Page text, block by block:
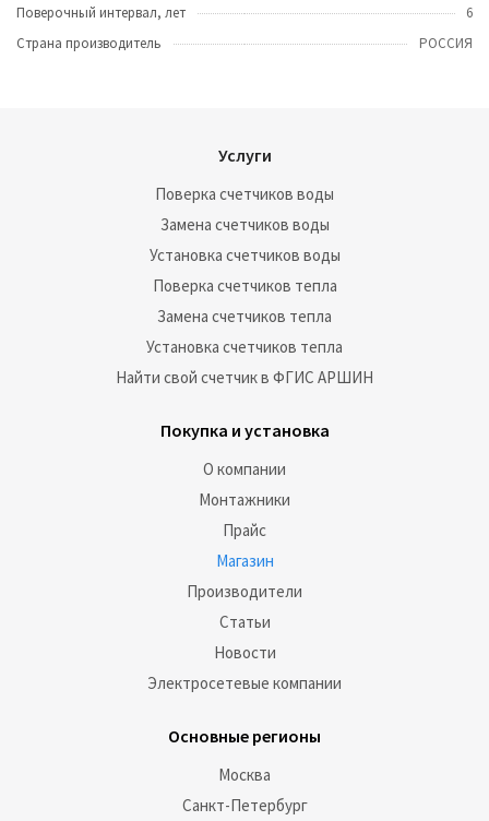
Поверочный интервал, лет
6
Страна производитель
РОССИЯ
Услуги
Поверка счетчиков воды
Замена счетчиков воды
Установка счетчиков воды
Поверка счетчиков тепла
Замена счетчиков тепла
Установка счетчиков тепла
Найти свой счетчик в ФГИС АРШИН
Покупка и установка
О компании
Монтажники
Прайс
Магазин
Производители
Статьи
Новости
Электросетевые компании
Основные регионы
Москва
Санкт-Петербург